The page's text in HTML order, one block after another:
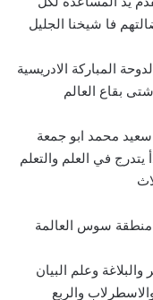
فا شيخنا الجليل
المباركة الادريسية
بقاع العالم
سعيد محمد ابو جمعة
في العلم والتعلم
منطقة سوس العالمة
وعلم البيان
والربع